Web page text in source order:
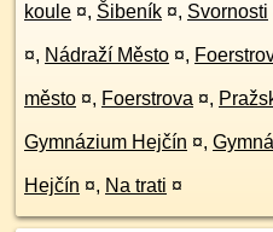
koule ¤, Šibeník ¤, Svornosti
¤, Nádraží Město ¤,
město ¤, Foerstrova ¤,
Gymnázium Hejčín ¤,
Hejčín ¤, Na trati ¤